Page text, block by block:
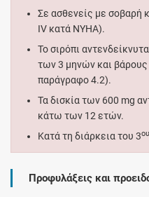
Σε ασθενείς με σοβαρή
IV κατά NYHA).
Το σιρόπι
των 3 μηνών και
παράγραφο 4.2).
Τα δισκία των 600 mg
κάτω των 12 ετών.
Κατά τη διάρκεια του 3ου
Προφυλάξεις και